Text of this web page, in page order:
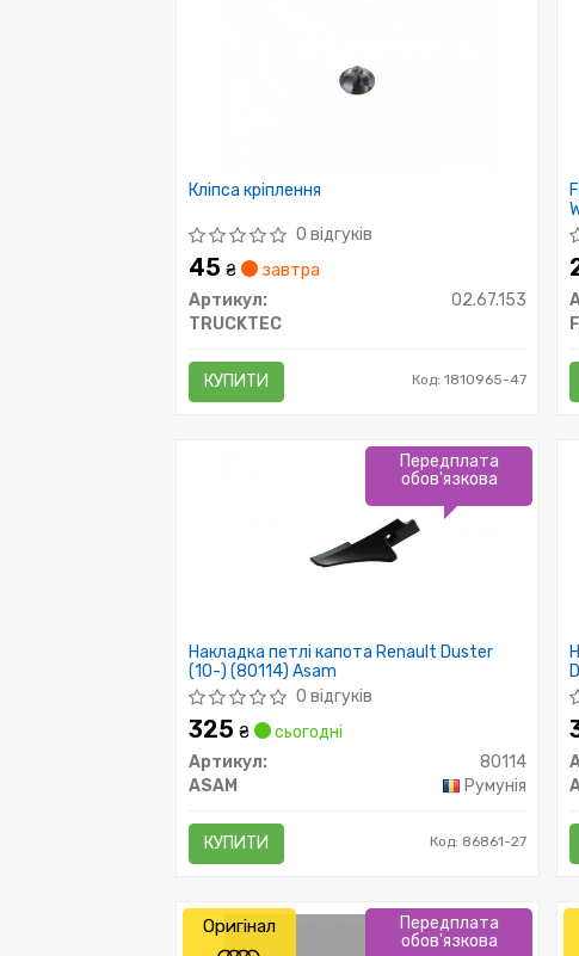
Кліпса кріплення
0 відгуків
45 ₴
завтра
Артикул:
02.67.153
TRUCKTEC
КУПИТИ Код: 1810965-47
Накладка петлі капота Renault Duster
(10-) (80114) Asam
0 відгуків
325 ₴
сьогодні
Артикул:
80114
ASAM
Румунія
КУПИТИ Код: 86861-27
Передплата
обов'язкова
Передплата
обов'язкова
Оригінал